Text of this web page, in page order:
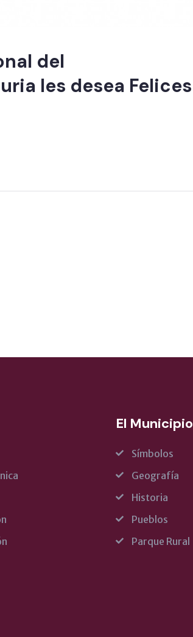
del
les desea Felices
El Municipio
Símbolos
Geografía
Historia
Pueblos
Parque Rural